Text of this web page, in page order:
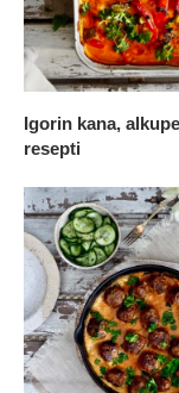
Igorin kana,
resepti